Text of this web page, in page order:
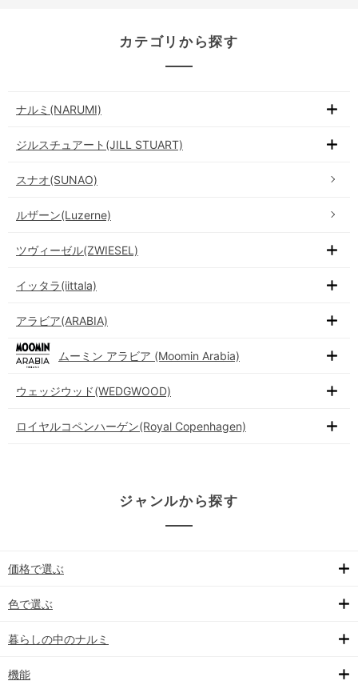
カテゴリから探す
ナルミ(NARUMI)
ジルスチュアート(JILL STUART)
スナオ(SUNAO)
ルザーン(Luzerne)
ツヴィーゼル(ZWIESEL)
イッタラ(iittala)
アラビア(ARABIA)
ムーミン アラビア (Moomin Arabia)
ウェッジウッド(WEDGWOOD)
ロイヤルコペンハーゲン(Royal Copenhagen)
ジャンルから探す
価格で選ぶ
色で選ぶ
暮らしの中のナルミ
機能